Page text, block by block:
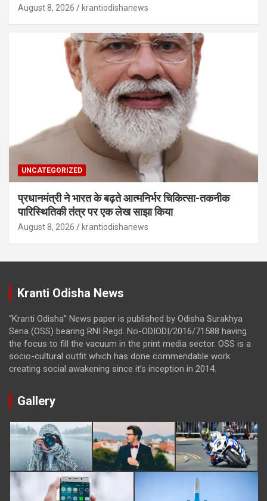
August 8, 2026 krantiodishanews
UNCATEGORIZED
प्रधानमंत्री ने भारत के बढ़ते आत्मनिर्भर चिकित्सा-तकनीक
पारिस्थितिकी तंत्र पर एक लेख साझा किया
August 8, 2026 krantiodishanews
Kranti Odisha News
“Kranti Odisha” News paper is published by Odisha Surakhya
Sena (OSS) bearing RNI Regd. No-ODIODI/2016/71588 having
the focus to fill the vacuum in the print media sector. OSS is a
socio-cultural outfit which has done commendable work
creating social awakening since it’s inception in 2014.
Gallery